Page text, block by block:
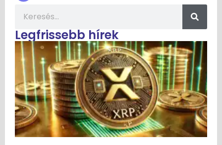
Legfrissebb hírek